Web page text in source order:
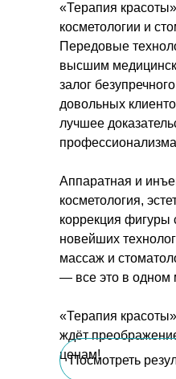
«Терапия
косметологии и
Передовые
высшим
залог
довольных
лучшее
Аппаратная и
косметология,
коррекция фигуры
новейших
массаж и
— все это в одном
«Терапия
ждёт
ценам!
Посмотреть